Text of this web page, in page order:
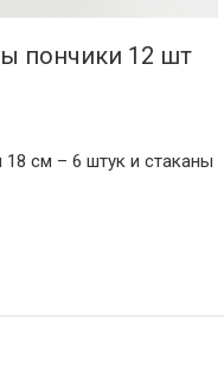
пончики 12 шт
см – 6 штук и стаканы